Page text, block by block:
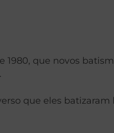
que novos
que eles